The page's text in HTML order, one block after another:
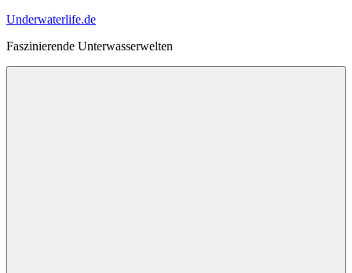
Zum
springen
Underwaterlife.de
Faszinierende Unterwasserwelten